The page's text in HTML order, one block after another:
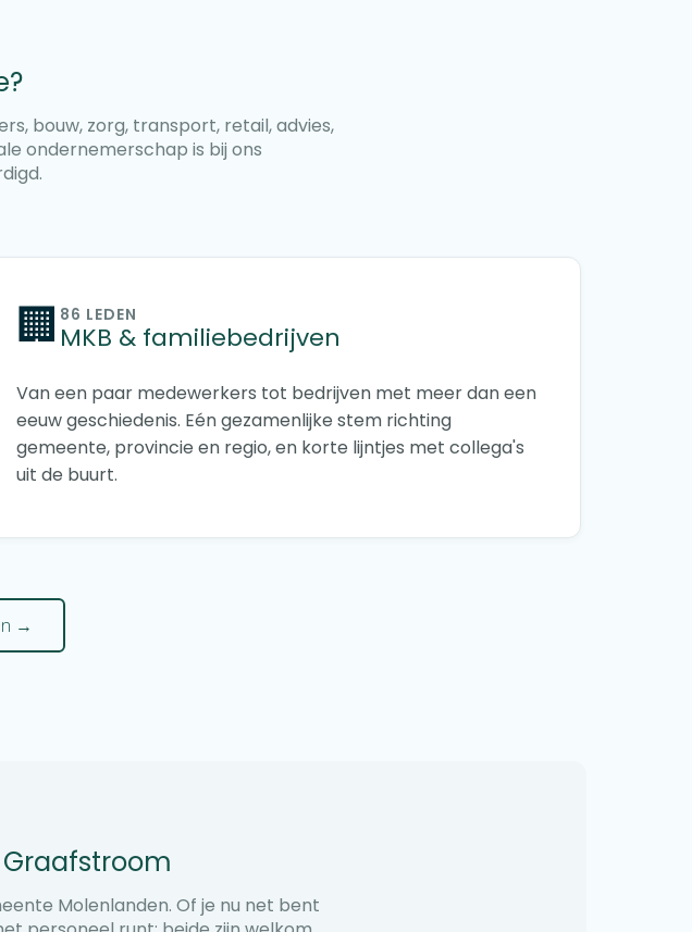
bouw, zorg, transport, retail, advies,
ondernemerschap is bij ons
🏢 86 LEDEN
MKB & familiebedrijven
Van een paar medewerkers tot bedrijven met meer dan een
eeuw geschiedenis. Eén gezamenlijke stem richting
gemeente, provincie en regio, en korte lijntjes met collega's
uit de buurt.
→
Graafstroom
Molenlanden. Of je nu net bent